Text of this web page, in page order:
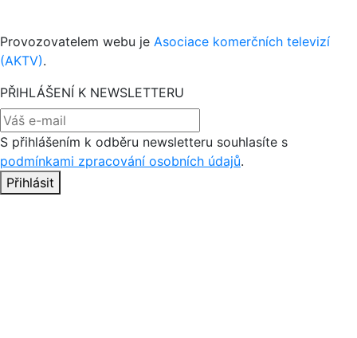
Provozovatelem webu je Asociace komerčních televizí
(AKTV).
PŘIHLÁŠENÍ K NEWSLETTERU
S přihlášením k odběru newsletteru souhlasíte s
podmínkami zpracování osobních údajů.
Přihlásit